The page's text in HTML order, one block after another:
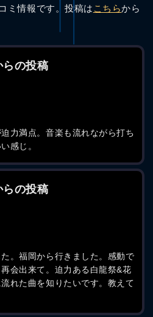
ミ情報です。投稿は こちらから
らの投稿
力満点。音楽も流れながら打ち
感じ。
らの投稿
。福岡から行きました。感動で
会出来て。迫力ある白龍祭&花
れた曲を知りたいです。教えて